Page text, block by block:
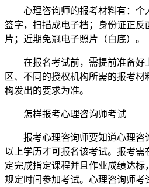
心理咨询师的报考材料有：个
签字，扫描成电子档；身份证正反
片；近期免冠电子照片（白底）。
在报名考试前，需提前准备好
区、不同的授权机构所需的报考
构发出的要求为准。
怎样报考心理咨询师考试
报考心理咨询师要知道心理咨
以上学历才可报名该考试。报考
定完成指定课程并且作业成绩达
规定时间参加考试。心理咨询师考